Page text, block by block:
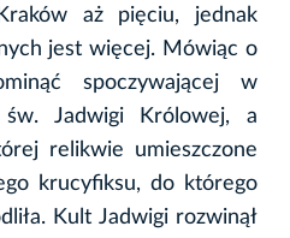
aż pięciu, jednak
jest więcej. Mówiąc o
spoczywającej w
św. Jadwigi Królowej, a
relikwie umieszczone
krucyfiksu, do którego
Kult Jadwigi rozwinął